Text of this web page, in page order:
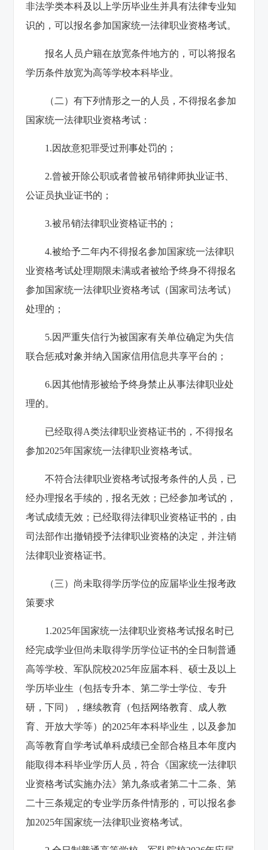
非法学类本科及以上学历毕业生并具有法律专业知
识的，可以报名参加国家统一法律职业资格考试。
报名人员户籍在放宽条件地方的，可以将报名
学历条件放宽为高等学校本科毕业。
（二）有下列情形之一的人员，不得报名参加
国家统一法律职业资格考试：
1.因故意犯罪受过刑事处罚的；
2.曾被开除公职或者曾被吊销律师执业证书、
公证员执业证书的；
3.被吊销法律职业资格证书的；
4.被给予二年内不得报名参加国家统一法律职
业资格考试处理期限未满或者被给予终身不得报名
参加国家统一法律职业资格考试（国家司法考试）
处理的；
5.因严重失信行为被国家有关单位确定为失信
联合惩戒对象并纳入国家信用信息共享平台的；
6.因其他情形被给予终身禁止从事法律职业处
理的。
已经取得A类法律职业资格证书的，不得报名
参加2025年国家统一法律职业资格考试。
不符合法律职业资格考试报考条件的人员，已
经办理报名手续的，报名无效；已经参加考试的，
考试成绩无效；已经取得法律职业资格证书的，由
司法部作出撤销授予法律职业资格的决定，并注销
法律职业资格证书。
（三）尚未取得学历学位的应届毕业生报考政
策要求
1.2025年国家统一法律职业资格考试报名时已
经完成学业但尚未取得学历学位证书的全日制普通
高等学校、军队院校2025年应届本科、硕士及以上
学历毕业生（包括专升本、第二学士学位、专升
研，下同），继续教育（包括网络教育、成人教
育、开放大学等）的2025年本科毕业生，以及参加
高等教育自学考试单科成绩已全部合格且本年度内
能取得本科毕业学历人员，符合《国家统一法律职
业资格考试实施办法》第九条或者第二十二条、第
二十三条规定的专业学历条件情形的，可以报名参
加2025年国家统一法律职业资格考试。